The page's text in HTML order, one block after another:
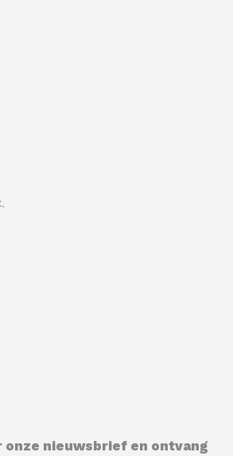
onze nieuwsbrief en ontvang